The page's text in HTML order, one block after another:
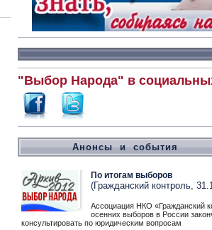
"Выбор Народа" в
Анонсы и события
По итогам выборов
(Гражданский контроль,
Ассоциация НКО «Гражданский
осенних выборов в России
консультировать по юридическим вопросам